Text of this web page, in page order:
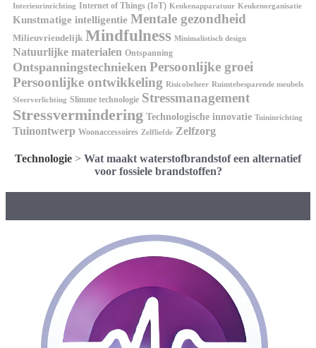
Interieurinrichting Internet of Things (IoT) Keukenapparatuur Keukenorganisatie
Kunstmatige intelligentie Mentale gezondheid
Milieuvriendelijk Mindfulness Minimalistisch design
Natuurlijke materialen Ontspanning
Ontspanningstechnieken Persoonlijke groei
Persoonlijke ontwikkeling Risicobeheer Ruimtebesparende meubels
Sfeerverlichting Slimme technologie Stressmanagement
Stressvermindering Technologische innovatie Tuininrichting
Tuinontwerp Woonaccessoires Zelfliefde Zelfzorg
Technologie > Wat maakt waterstofbrandstof een alternatief
voor fossiele brandstoffen?